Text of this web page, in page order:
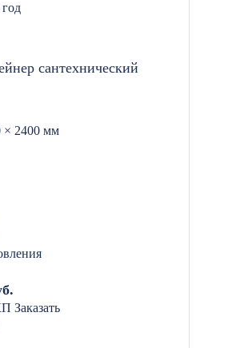
сантехнический
× 2400 мм
Заказать